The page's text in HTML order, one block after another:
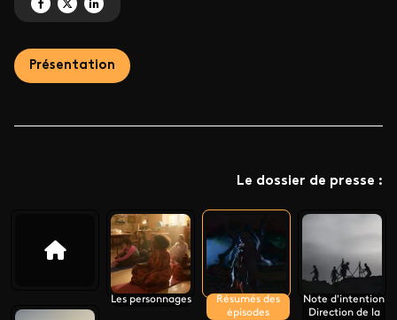
Partagez 'Après la nuit' sur Facebook
Partagez 'Après la nuit' sur X
Partagez 'Après la nuit' sur LinkedIn
Présentation
Le dossier de presse :
Les personnages
Résumés des
épisodes
Note d'intention
Direction de la